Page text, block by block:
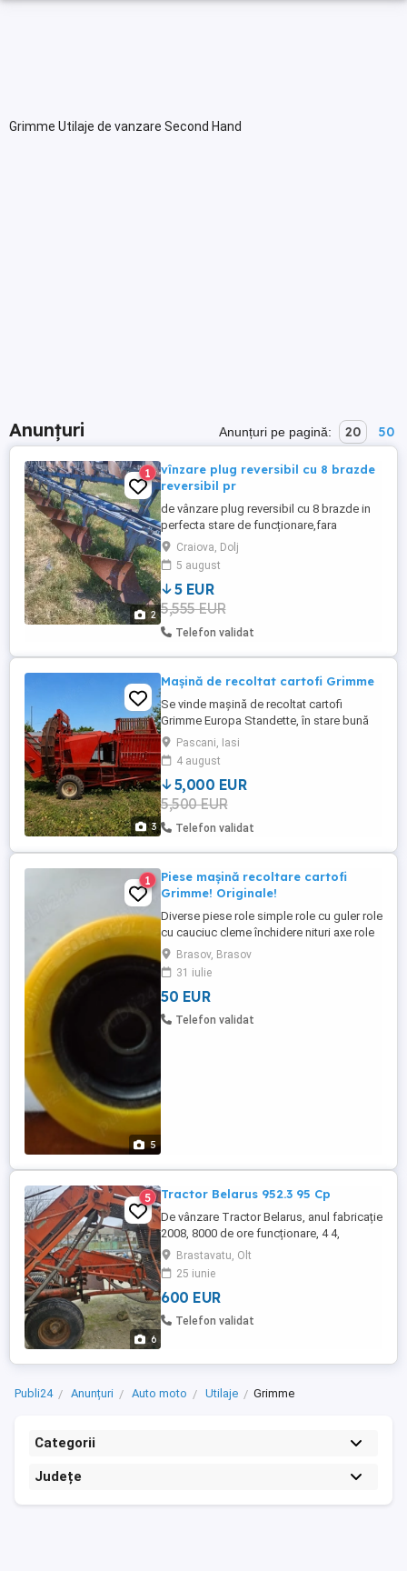
Grimme Utilaje de vanzare Second Hand
Anunțuri Anunțuri pe pagină: 20 50
2
1
vînzare plug reversibil cu 8 brazde
reversibil pr
de vânzare plug reversibil cu 8 brazde in
perfecta stare de funcționare,fara
suduri,fara lovituri,lățime brazde arătură
385cm. Preț bun pentru cumpărare.
Craiova, Dolj
5 august
5 EUR
5,555 EUR
Telefon validat
3
Mașină de recoltat cartofi Grimme
Se vinde mașină de recoltat cartofi
Grimme Europa Standette, în stare bună
de funcționare. Utilaj complet și funcțional
Gata de lucru Buncăr de colectare Sistem
de curățare cu site și tambur Acționare
prin priză de putere (PTO) Utilajul prezintă
urme normale de uzură. Este un model
robust, ...
Pascani, Iasi
4 august
5,000 EUR
5,500 EUR
Telefon validat
5
1
Piese mașină recoltare cartofi
Grimme! Originale!
Diverse piese role simple role cu guler role
cu cauciuc cleme închidere nituri axe role
capace protecție rulmenți role Amac
scuturător! Stoc limitat! Preturi
avantajoase! Discount 5 %
Brasov, Brasov
31 iulie
50 EUR
Telefon validat
6
5 Tractor Belarus 952.3 95 Cp
De vânzare Tractor Belarus, anul fabricație
2008, 8000 de ore funcționare, 4 4,
cauciucuri noi față și spate- preț: 6000 E
De vânzare Mașină de scos și încărcat
ceapă. Preț-2000 E
Brastavatu, Olt
25 iunie
600 EUR
Telefon validat
Publi24 Anunțuri Auto moto Utilaje Grimme
Categorii
Județe